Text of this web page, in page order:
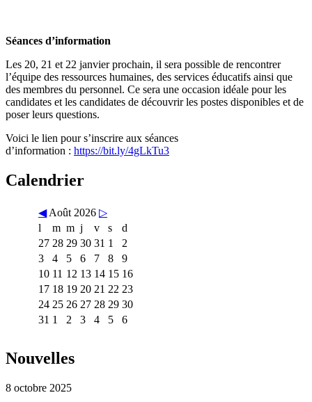
Séances d’information
Les 20, 21 et 22 janvier prochain, il sera possible de rencontrer
l’équipe des ressources humaines, des services éducatifs ainsi que
des membres du personnel. Ce sera une occasion idéale pour les
candidates et les candidates de découvrir les postes disponibles et de
poser leurs questions.
Voici le lien pour s’inscrire aux séances
d’information : https://bit.ly/4gLkTu3
Calendrier
◀ Août 2026 ▷
l
m m j v s
d
27 28 29 30 31 1
2
3
4 5 6 7 8
9
10 11 12 13 14 15 16
17 18 19 20 21 22 23
24 25 26 27 28 29 30
31 1 2 3 4 5 6
Nouvelles
8 octobre 2025